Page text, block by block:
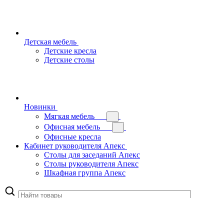
Детская мебель
Детские кресла
Детские столы
Новинки
Мягкая мебель
Офисная мебель
Офисные кресла
Кабинет руководителя Апекс
Столы для заседаний Апекс
Столы руководителя Апекс
Шкафная группа Апекс